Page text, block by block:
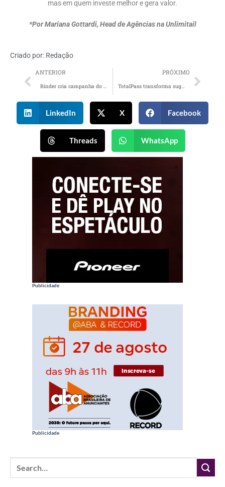
mas em quem investe melhor e gera valor.
*Por Mariana Gottardi, Head de Agências na Unlimitail
Criado por: Redação
ANTERIOR
Binder cria campanha do Serpro para mostrar presença da empresa na rotina digital dos brasileiros
PRÓXIMO
TotalPass transforma sugestão de cliente em comunicação
LinkedIn X Facebook
Threads WhatsApp
Publicidade
Publicidade